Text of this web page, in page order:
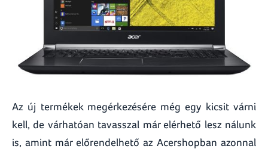
Az új termékek megérkezésére még egy kicsit várni
kell, de várhatóan tavasszal már elérhető lesz nálunk
is, amint már előrendelhető az Acershopban azonnal